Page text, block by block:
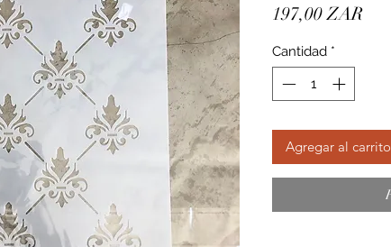
197,00 ZAR
Cantidad *
Agregar al carrito